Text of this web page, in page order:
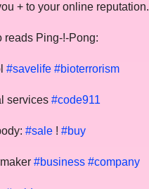
+ to your online reputation.
reads Ping-!-Pong:
#savelife #bioterrorism
services #code911
#sale ! #buy
#business #company